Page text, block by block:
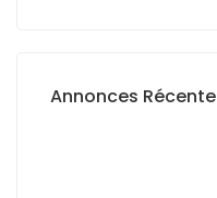
Annonces Récente